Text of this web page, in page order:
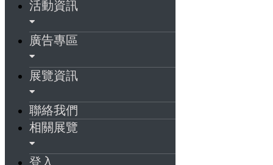
活動資訊
廣告專區
展覽資訊
聯絡我們
相關展覽
登入